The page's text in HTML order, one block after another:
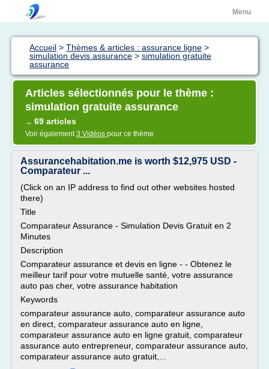
Menu
Accueil > Thèmes & articles : assurance ligne >
simulation devis assurance > simulation gratuite
assurance
Articles sélectionnés pour le thème :
simulation gratuite assurance
→ 69 articles
Voir également3 Vidéos pour ce thème
Assurancehabitation.me is worth $12,975 USD -
Comparateur ...
(Click on an IP address to find out other websites hosted
there)
Title
Comparateur Assurance - Simulation Devis Gratuit en 2
Minutes
Description
Comparateur assurance et devis en ligne - - Obtenez le
meilleur tarif pour votre mutuelle santé, votre assurance
auto pas cher, votre assurance habitation
Keywords
comparateur assurance auto, comparateur assurance auto
en direct, comparateur assurance auto en ligne,
comparateur assurance auto en ligne gratuit, comparateur
assurance auto entrepreneur, comparateur assurance auto,
comparateur assurance auto gratuit,...